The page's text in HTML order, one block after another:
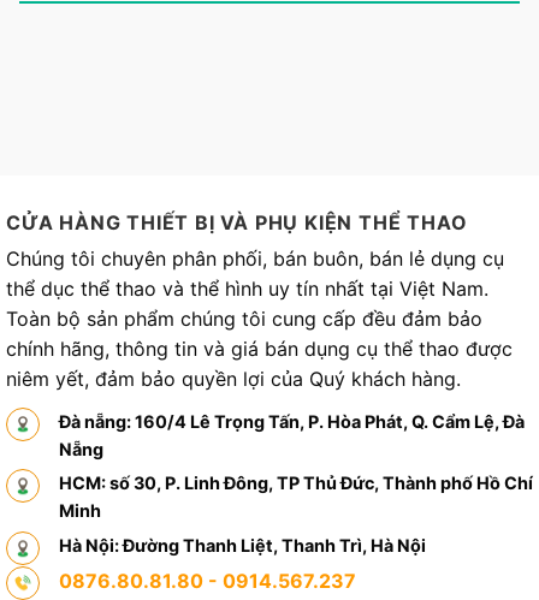
CỬA HÀNG THIẾT BỊ VÀ PHỤ KIỆN THỂ THAO
Chúng tôi chuyên phân phối, bán buôn, bán lẻ dụng cụ
thể dục thể thao và thể hình uy tín nhất tại Việt Nam.
Toàn bộ sản phẩm chúng tôi cung cấp đều đảm bảo
chính hãng, thông tin và giá bán dụng cụ thể thao được
niêm yết, đảm bảo quyền lợi của Quý khách hàng.
Đà nẵng: 160/4 Lê Trọng Tấn, P. Hòa Phát, Q. Cẩm Lệ, Đà
Nẵng
HCM: số 30, P. Linh Đông, TP Thủ Đức, Thành phố Hồ Chí
Minh
Hà Nội: Đường Thanh Liệt, Thanh Trì, Hà Nội
0876.80.81.80 - 0914.567.237